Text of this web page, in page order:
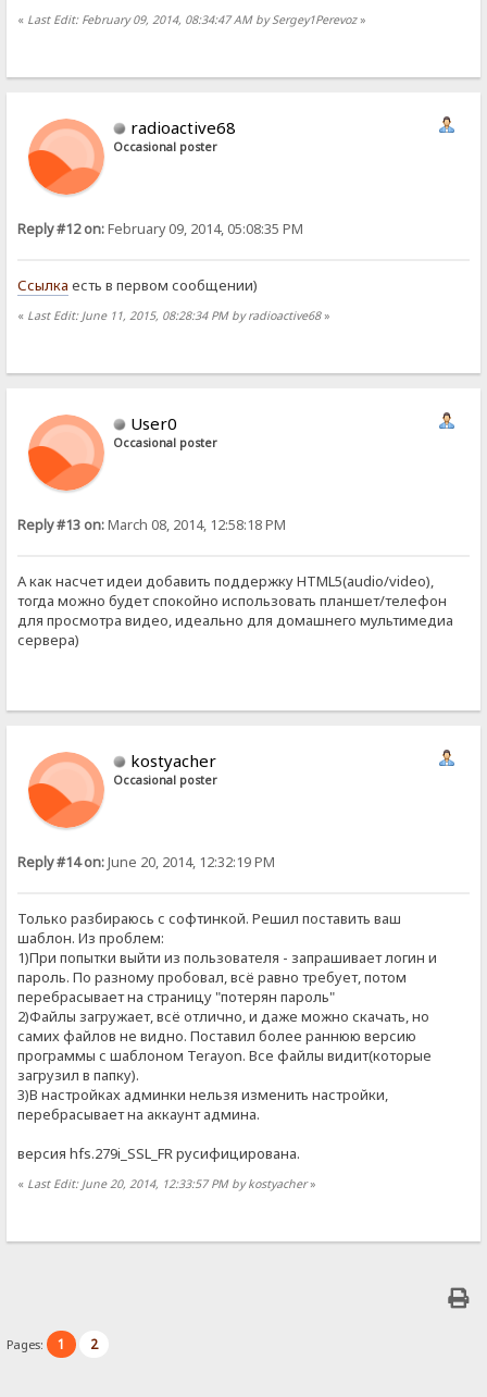
« Last Edit: February 09, 2014, 08:34:47 AM by Sergey1Perevoz»
radioactive68
Occasional poster
Reply #12 on:February 09, 2014, 05:08:35 PM
Ссылка есть в первом сообщении)
« Last Edit: June 11, 2015, 08:28:34 PM by radioactive68»
User0
Occasional poster
Reply #13 on:March 08, 2014, 12:58:18 PM
А как насчет идеи добавить поддержку HTML5(audio/video),
тогда можно будет спокойно использовать планшет/телефон
для просмотра видео, идеально для домашнего мультимедиа
сервера)
kostyacher
Occasional poster
Reply #14 on:June 20, 2014, 12:32:19 PM
Только разбираюсь с софтинкой. Решил поставить ваш
шаблон. Из проблем:
1)При попытки выйти из пользователя - запрашивает логин и
пароль. По разному пробовал, всё равно требует, потом
перебрасывает на страницу "потерян пароль"
2)Файлы загружает, всё отлично, и даже можно скачать, но
самих файлов не видно. Поставил более раннюю версию
программы с шаблоном Terayon. Все файлы видит(которые
загрузил в папку).
3)В настройках админки нельзя изменить настройки,
перебрасывает на аккаунт админа.
версия hfs.279i_SSL_FR русифицирована.
« Last Edit: June 20, 2014, 12:33:57 PM by kostyacher»
Pages: 1 2